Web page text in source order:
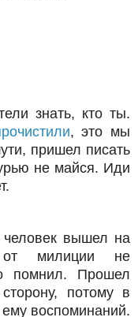
знать, кто ты.
, это мы
пришел писать
не майся. Иди
вышел на
от милиции не
помнил. Прошел
потому в
воспоминаний.